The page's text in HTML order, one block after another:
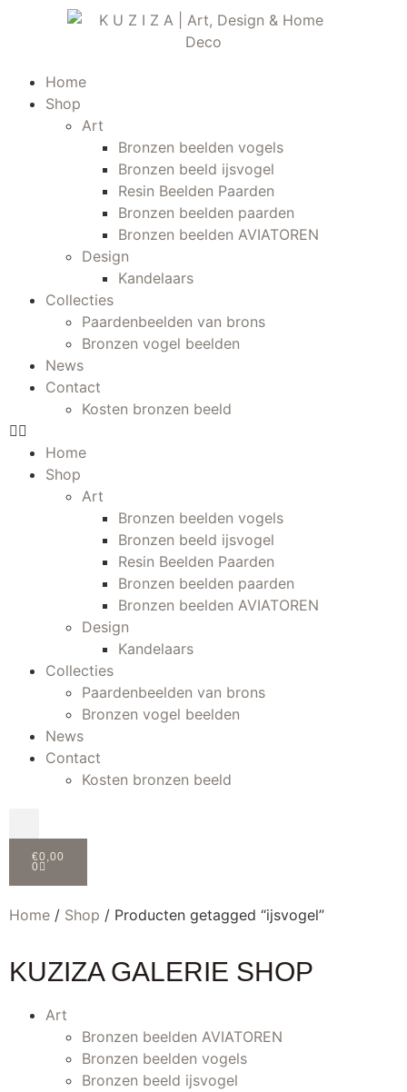
Home
Shop
Art
Bronzen beelden vogels
Bronzen beeld ijsvogel
Resin Beelden Paarden
Bronzen beelden paarden
Bronzen beelden AVIATOREN
Design
Kandelaars
Collecties
Paardenbeelden van brons
Bronzen vogel beelden
News
Contact
Kosten bronzen beeld
Home
Shop
Art
Bronzen beelden vogels
Bronzen beeld ijsvogel
Resin Beelden Paarden
Bronzen beelden paarden
Bronzen beelden AVIATOREN
Design
Kandelaars
Collecties
Paardenbeelden van brons
Bronzen vogel beelden
News
Contact
Kosten bronzen beeld
€0,00
0
Home / Shop / Producten getagged “ijsvogel”
KUZIZA GALERIE SHOP
Art
Bronzen beelden AVIATOREN
Bronzen beelden vogels
Bronzen beeld ijsvogel